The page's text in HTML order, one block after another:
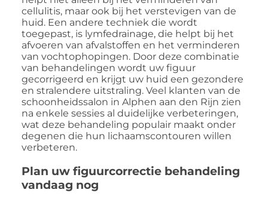
cellulitis, maar ook bij het verstevigen van de
huid. Een andere techniek die wordt
toegepast, is lymfedrainage, die helpt bij het
afvoeren van afvalstoffen en het verminderen
van vochtophopingen. Door deze combinatie
van behandelingen wordt uw figuur
gecorrigeerd en krijgt uw huid een gezondere
en stralendere uitstraling. Veel klanten van de
schoonheidssalon in Alphen aan den Rijn zien
na enkele sessies al duidelijke verbeteringen,
wat deze behandeling populair maakt onder
degenen die hun lichaamscontouren willen
verbeteren.
Plan uw figuurcorrectie behandeling
vandaag nog